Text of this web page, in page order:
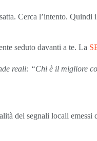
Cerca l’intento.
seduto davanti a te. La
reali: “Chi è il migliore
dei segnali locali emessi